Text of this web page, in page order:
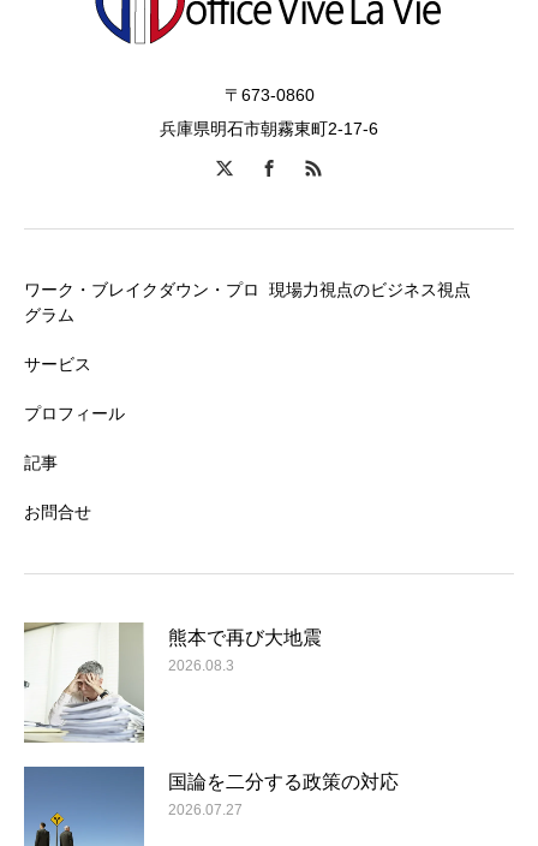
〒673-0860
兵庫県明石市朝霧東町2-17-6
ワーク・ブレイクダウン・プロ
グラム
サービス
プロフィール
記事
お問合せ
現場力視点のビジネス視点
熊本で再び大地震
2026.08.3
国論を二分する政策の対応
2026.07.27